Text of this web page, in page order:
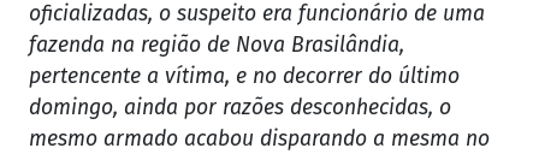
oficializadas, o suspeito era funcionário de uma
fazenda na região de Nova Brasilândia,
pertencente a vítima, e no decorrer do último
domingo, ainda por razões desconhecidas, o
mesmo armado acabou disparando a mesma no